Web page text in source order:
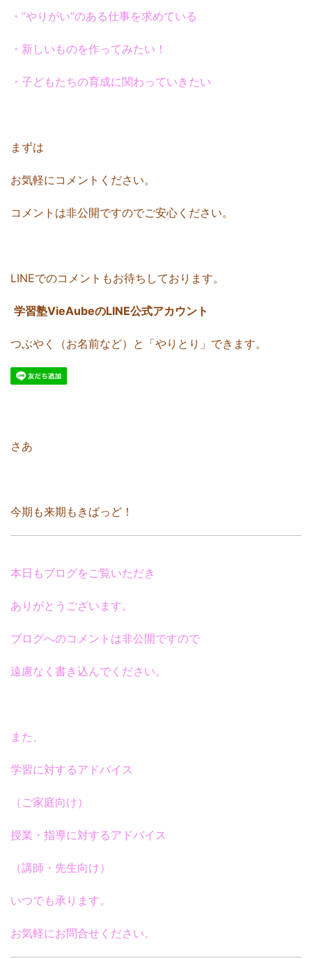
・”やりがい”のある仕事を求めている
・新しいものを作ってみたい！
・子どもたちの育成に関わっていきたい
まずは
お気軽にコメントください。
コメントは非公開ですのでご安心ください。
LINEでのコメントもお待ちしております。
学習塾VieAubeのLINE公式アカウント
つぶやく（お名前など）と「やりとり」できます。
さあ
今期も来期もきばっど！
本日もブログをご覧いただき
ありがとうございます。
ブログへのコメントは非公開ですので
遠慮なく書き込んでください。
また、
学習に対するアドバイス
（ご家庭向け）
授業・指導に対するアドバイス
（講師・先生向け）
いつでも承ります。
お気軽にお問合せください。